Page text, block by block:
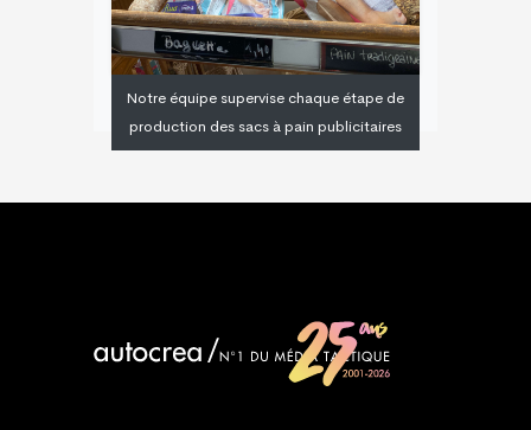
Notre équipe supervise chaque étape de
production des sacs à pain publicitaires